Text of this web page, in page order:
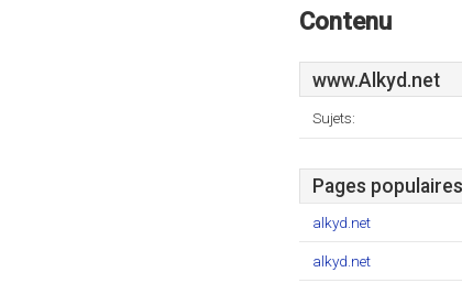
Contenu
www.Alkyd.net
Sujets:
Pages populaires
alkyd.net
alkyd.net